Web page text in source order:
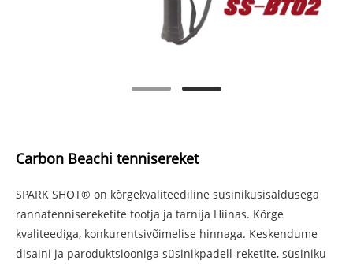
Carbon Beachi tennisereket
SPARK SHOT® on kõrgekvaliteediline süsinikusisaldusega
rannatennisereketite tootja ja tarnija Hiinas. Kõrge
kvaliteediga, konkurentsivõimelise hinnaga. Keskendume
disaini ja paroduktsiooniga süsinikpadell-reketite, süsiniku